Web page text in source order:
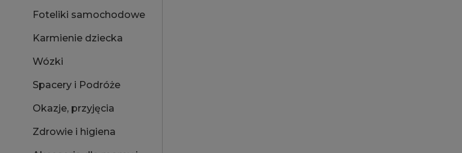
Foteliki samochodowe
Karmienie dziecka
Wózki
Spacery i Podróże
Okazje, przyjęcia
Zdrowie i higiena